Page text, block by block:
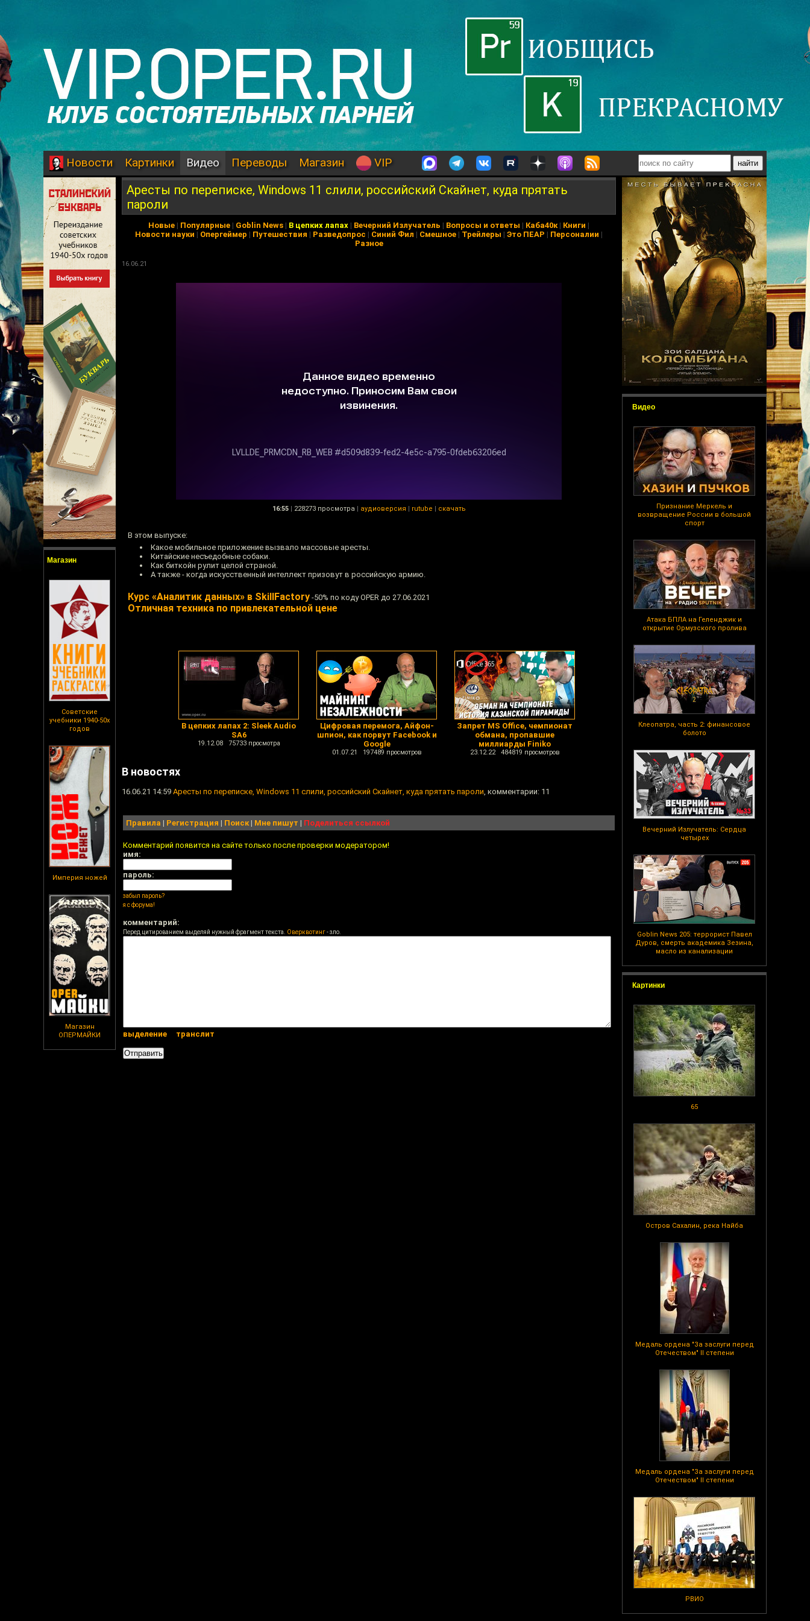
Новости Картинки Видео Переводы Магазин VIP
Магазин
Советские
учебники 1940-50х
годов
Империя ножей
Магазин
ОПЕРМАЙКИ
Видео
Признание Меркель и
возвращение России в большой
спорт
Атака БПЛА на Геленджик и
открытие Ормузского пролива
Клеопатра, часть 2: финансовое
болото
Вечерний Излучатель: Сердца
четырех
Goblin News 205: террорист Павел
Дуров, смерть академика Зезина,
масло из канализации
Картинки
65
Остров Сахалин, река Найба
Медаль ордена "За заслуги перед
Отечеством" II степени
Медаль ордена "За заслуги перед
Отечеством" II степени
РВИО
Аресты по переписке, Windows 11 слили, российский Скайнет, куда прятать
пароли
Новые | Популярные | Goblin News | В цепких лапах | Вечерний Излучатель | Вопросы и ответы | Каба40к| Книги |
Новости науки | Опергеймер | Путешествия | Разведопрос | Синий Фил | Смешное | Трейлеры | Это ПЕАР | Персоналии |
Разное
16.06.21
16:55 | 228273 просмотра | аудиоверсия | rutube | скачать
В этом выпуске:
Какое мобильное приложение вызвало массовые аресты.
Китайские несъедобные собаки.
Как биткойн рулит целой страной.
А также - когда искусственный интеллект призовут в российскую армию.
Курс «Аналитик данных» в SkillFactory -50% по коду OPER до 27.06.2021
Отличная техника по привлекательной цене
В цепких лапах 2: Sleek Audio
SA6
19.12.08 75733 просмотра
Цифровая перемога, Айфон-
шпион, как порвут Facebook и
Google
01.07.21 197489 просмотров
Запрет MS Office, чемпионат
обмана, пропавшие
миллиарды Finiko
23.12.22 484819 просмотров
В новостях
16.06.21 14:59 Аресты по переписке, Windows 11 слили, российский Скайнет, куда прятать пароли, комментарии: 11
Правила | Регистрация | Поиск| Мне пишут | Поделиться ссылкой
Комментарий появится на сайте только после проверки модератором!
имя:
пароль:
забыл пароль?
я с форума!
комментарий:
Перед цитированием выделяй нужный фрагмент текста. Оверквотинг- зло.
выделение транслит